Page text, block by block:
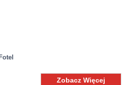
Zobacz Więcej